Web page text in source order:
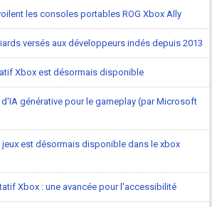
les consoles portables ROG Xbox Ally
versés aux développeurs indés depuis 2013
Xbox est désormais disponible
générative pour le gameplay (par Microsoft
est désormais disponible dans le xbox
Xbox : une avancée pour l'accessibilité